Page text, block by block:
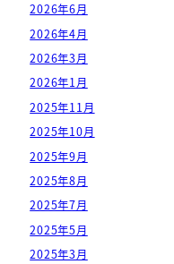
2026年6月
2026年4月
2026年3月
2026年1月
2025年11月
2025年10月
2025年9月
2025年8月
2025年7月
2025年5月
2025年3月